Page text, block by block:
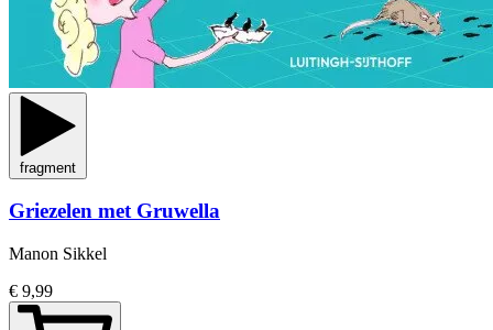
fragment
Griezelen met Gruwella
Manon Sikkel
€ 9,99